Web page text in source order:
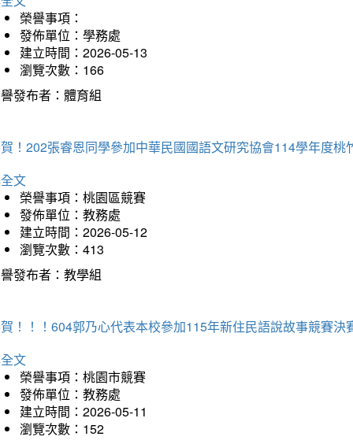
榮譽事項：
發佈單位：學務處
建立時間：2026-05-13
瀏覽次數：166
發布者：體育組
！202張睿恩同學參加中華民國國語文研究協會114學年度
文
榮譽事項：桃園區競賽
發佈單位：教務處
建立時間：2026-05-12
瀏覽次數：413
發布者：教學組
！！！604郭乃心代表本校參加115年新住民語說故事競賽決
文
榮譽事項：桃園市競賽
發佈單位：教務處
建立時間：2026-05-11
瀏覽次數：152